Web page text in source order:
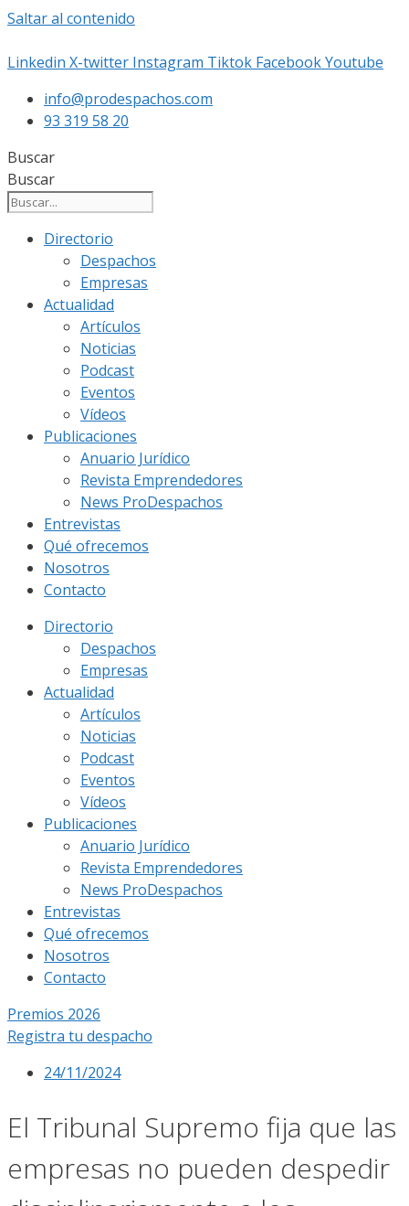
Saltar al contenido
Linkedin X-twitter Instagram Tiktok FacebookYoutube
info@prodespachos.com
93 319 58 20
Buscar
Buscar
Directorio
Despachos
Empresas
Actualidad
Artículos
Noticias
Podcast
Eventos
Vídeos
Publicaciones
Anuario Jurídico
Revista Emprendedores
News ProDespachos
Entrevistas
Qué ofrecemos
Nosotros
Contacto
Directorio
Despachos
Empresas
Actualidad
Artículos
Noticias
Podcast
Eventos
Vídeos
Publicaciones
Anuario Jurídico
Revista Emprendedores
News ProDespachos
Entrevistas
Qué ofrecemos
Nosotros
Contacto
Premios 2026
Registra tu despacho
24/11/2024
El Tribunal Supremo fija que las
empresas no pueden despedir